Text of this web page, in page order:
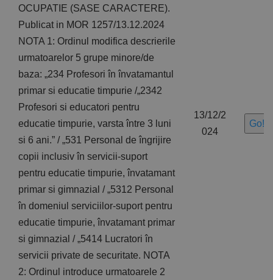
OCUPATIE (SASE CARACTERE).
Publicat in MOR 1257/13.12.2024
NOTA 1: Ordinul modifica descrierile
urmatoarelor 5 grupe minore/de
baza: „234 Profesori în învatamantul
primar si educatie timpurie /„2342
Profesori si educatori pentru
educatie timpurie, varsta între 3 luni
si 6 ani.” / „531 Personal de îngrijire
copii inclusiv în servicii-suport
pentru educatie timpurie, învatamant
primar si gimnazial / „5312 Personal
în domeniul serviciilor-suport pentru
educatie timpurie, învatamant primar
si gimnazial / „5414 Lucratori în
servicii private de securitate. NOTA
2: Ordinul introduce urmatoarele 2
13/12/2
024
Go!